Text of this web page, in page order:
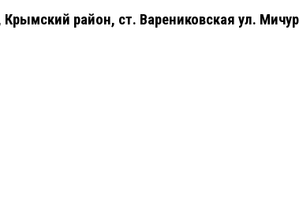
Крымский район, ст. Варениковская ул.